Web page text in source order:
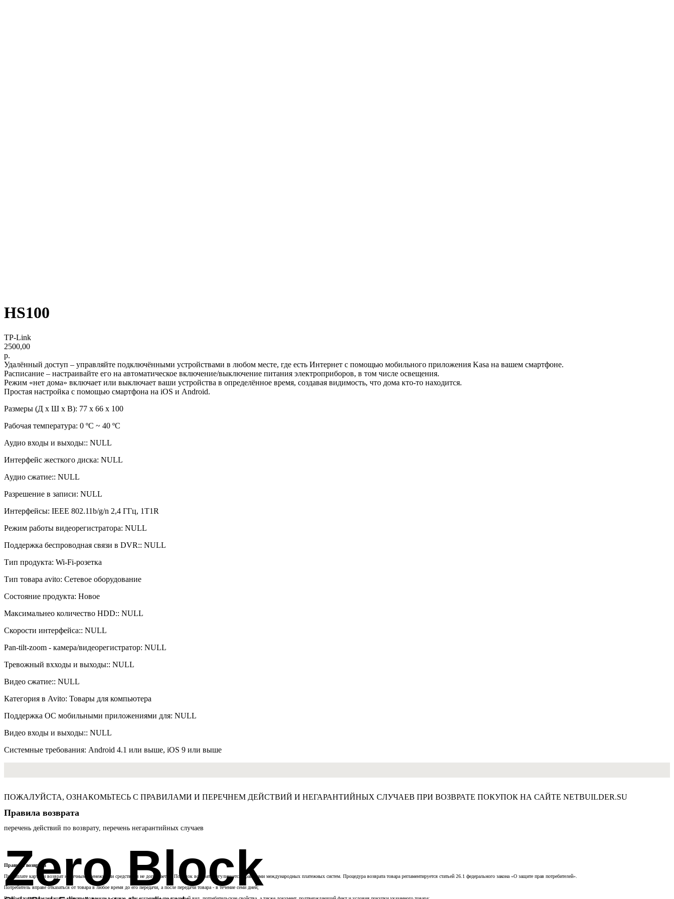
HS100
TP-Link
2500,00
р.
Удалённый доступ – управляйте подключёнными устройствами в любом месте, где есть Интернет с помощью мобильного приложения Kasa на вашем смартфоне.
Расписание – настраивайте его на автоматическое включение/выключение питания электроприборов, в том числе освещения.
Режим «нет дома» включает или выключает ваши устройства в определённое время, создавая видимость, что дома кто-то находится.
Простая настройка c помощью смартфона на iOS и Android.
Размеры (Д х Ш х В): 77 x 66 x 100
Рабочая температура: 0 ºC ~ 40 ºC
Аудио входы и выходы:: NULL
Интерфейс жесткого диска: NULL
Аудио сжатие:: NULL
Разрешение в записи: NULL
Интерфейсы: IEEE 802.11b/g/n 2,4 ГГц, 1T1R
Режим работы видеорегистратора: NULL
Поддержка беспроводная связи в DVR:: NULL
Тип продукта: Wi-Fi-розетка
Тип товара avito: Сетевое оборудование
Состояние продукта: Новое
Максимальнео количество HDD:: NULL
Скорости интерфейса:: NULL
Pan-tilt-zoom - камера/видеорегистратор: NULL
Тревожный вхходы и выходы:: NULL
Видео сжатие:: NULL
Категория в Avito: Товары для компьютера
Поддержка ОС мобильными приложениями для: NULL
Видео входы и выходы:: NULL
Системные требования: Android 4.1 или выше, iOS 9 или выше
Zero Block
ПОЖАЛУЙСТА, ОЗНАКОМЬТЕСЬ С ПРАВИЛАМИ И ПЕРЕЧНЕМ ДЕЙСТВИЙ И НЕГАРАНТИЙНЫХ СЛУЧАЕВ ПРИ ВОЗВРАТЕ ПОКУПОК НА САЙТЕ NETBUILDER.SU
Правила возврата
перечень действий по возврату, перечень негарантийных случаев
Правила возврата
При оплате картами возврат наличными денежными средствами не допускается. Порядок возврата регулируется правилами международных платежных систем. Процедура возврата товара регламентируется статьей 26.1 федерального закона «О защите прав потребителей».
Потребитель вправе отказаться от товара в любое время до его передачи, а после передачи товара - в течение семи дней;